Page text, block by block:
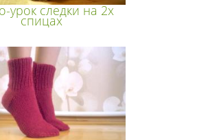
урок следки на 2х
спицах